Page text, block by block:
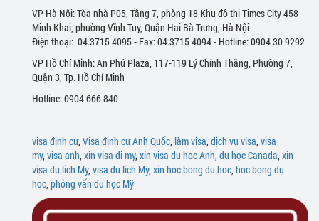
VP Hà Nội: Tòa nhà P05, Tầng 7, phòng 18 Khu đô thị Times City 458
Minh Khai, phường Vĩnh Tuy, Quận Hai Bà Trưng, Hà Nội
Điện thoại: 04.3715 4095 - Fax: 04.3715 4094 - Hotline: 0904 30 9292
VP Hồ Chí Minh: An Phú Plaza, 117-119 Lý Chính Thắng, Phường 7,
Quận 3, Tp. Hồ Chí Minh
Hotline: 0904 666 840
visa định cư, Visa định cư Anh Quốc, làm visa, dịch vụ visa, visa
my, visa anh, xin visa di my, xin visa du hoc Anh, du học Canada, xin
visa du lich My, visa du lich My, xin hoc bong du hoc, hoc bong du
hoc, phỏng vấn du học Mỹ